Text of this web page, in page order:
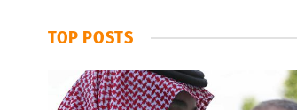
TOP POSTS